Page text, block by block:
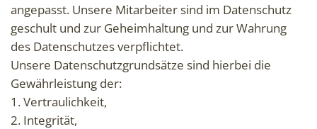
angepasst. Unsere Mitarbeiter sind im Datenschutz
geschult und zur Geheimhaltung und zur Wahrung
des Datenschutzes verpflichtet.
Unsere Datenschutzgrundsätze sind hierbei die
Gewährleistung der:
1. Vertraulichkeit,
2. Integrität,